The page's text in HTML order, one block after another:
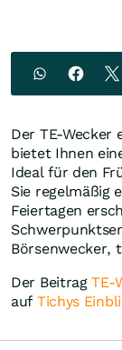
Der TE-Wecker
bietet Ihnen
Ideal für den
Sie regelmäßig
Feiertagen
Börsenwecker,
Der BeitragTE-
auf Tichys